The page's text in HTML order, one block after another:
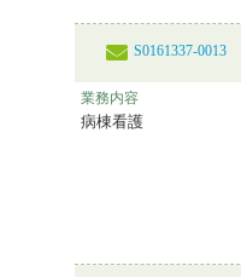
S0161337-0013
業務内容
病棟看護